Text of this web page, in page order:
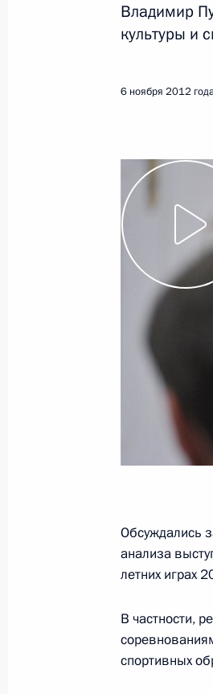
Заседание
9 октября 2014
Встреча с
16 июня 2014
Заседание
24 марта 2014
Встреча с
14 сентября
Встреча с
17 апреля 2013
Владимир
культуры и
6 ноября 2012
Обсуждались
анализа
летних играх
В частности,
спортивных